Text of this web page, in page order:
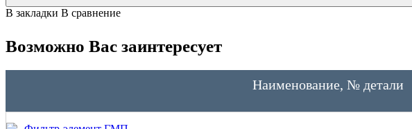
В закладки В сравнение
Возможно Вас заинтересует
Наименование, № детали